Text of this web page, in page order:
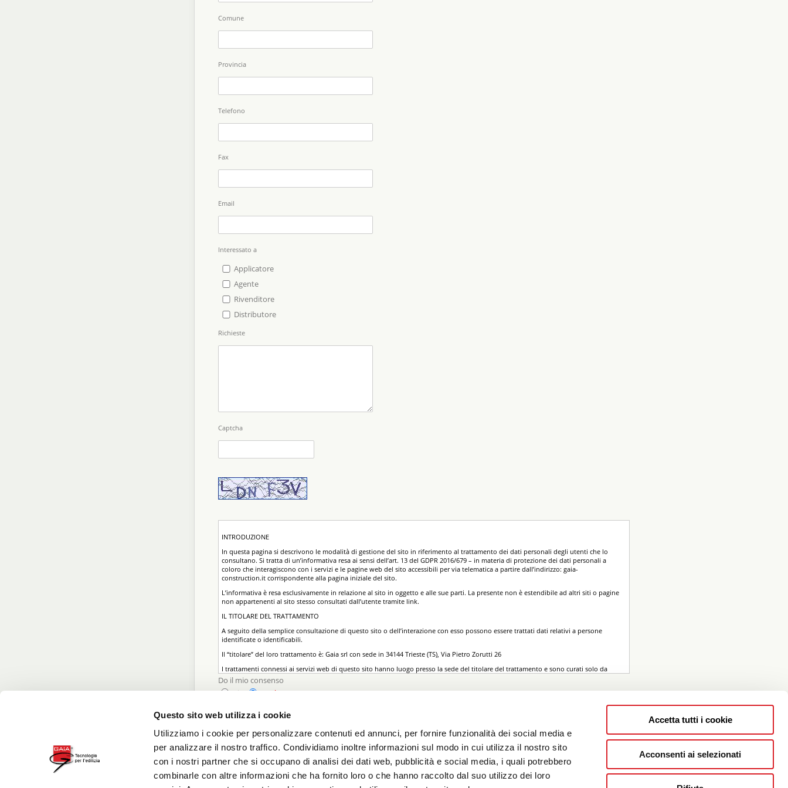
Questo sito web utilizza i cookie
Utilizziamo i cookie per personalizzare contenuti ed annunci, per fornire funzionalità dei social media e
per analizzare il nostro traffico. Condividiamo inoltre informazioni sul modo in cui utilizza il nostro sito
con i nostri partner che si occupano di analisi dei dati web, pubblicità e social media, i quali potrebbero
combinarle con altre informazioni che ha fornito loro o che hanno raccolto dal suo utilizzo dei loro
Accetta tutti i cookie
Acconsenti ai selezionati
Comune
Provincia
Telefono
Fax
Email
Interessato a
Applicatore
Agente
Rivenditore
Distributore
Richieste
Captcha
INTRODUZIONE
In questa pagina si descrivono le modalità di gestione del sito in riferimento al trattamento dei dati personali degli utenti che lo
consultano. Si tratta di un’informativa resa ai sensi dell’art. 13 del GDPR 2016/679 – in materia di protezione dei dati personali a
coloro che interagiscono con i servizi e le pagine web del sito accessibili per via telematica a partire dall’indirizzo: gaia-
construction.it corrispondente alla pagina iniziale del sito.
L’informativa è resa esclusivamente in relazione al sito in oggetto e alle sue parti. La presente non è estendibile ad altri siti o pagine
non appartenenti al sito stesso consultati dall’utente tramite link.
IL TITOLARE DEL TRATTAMENTO
A seguito della semplice consultazione di questo sito o dell’interazione con esso possono essere trattati dati relativi a persone
identificate o identificabili.
Il “titolare” del loro trattamento è: Gaia srl con sede in 34144 Trieste (TS), Via Pietro Zorutti 26
I trattamenti connessi ai servizi web di questo sito hanno luogo presso la sede del titolare del trattamento e sono curati solo da
personale autorizzato al trattamento.
IL RESPONSABILE DELLA PROTEZIONE DEI DATI
Per eventuali informazioni in merito all’adeguamento normativo GDPR potete scrivere un’e-mail al Responsabile per la Protezione
dei Dati Personali (RPD) all’indirizzo gaia@gaia-construction.it
TIPOLOGIA DEI DATI TRATTATI
DATI DI NAVIGAZIONE
I sistemi informatici e le procedure software preposte al funzionamento di questo sito web acquisiscono, nel corso del loro
normale esercizio, alcuni dati personali la cui trasmissione è implicita nell’uso dei protocolli di comunicazione di Internet. Si tratta di
informazioni che non sono raccolte per essere associate a interessati identificati, ma che per loro stessa natura potrebbero,
attraverso elaborazioni ed associazioni con dati detenuti da terzi, permettere di identificare gli utenti. In questa categoria di dati
Do il mio consenso
si
no*